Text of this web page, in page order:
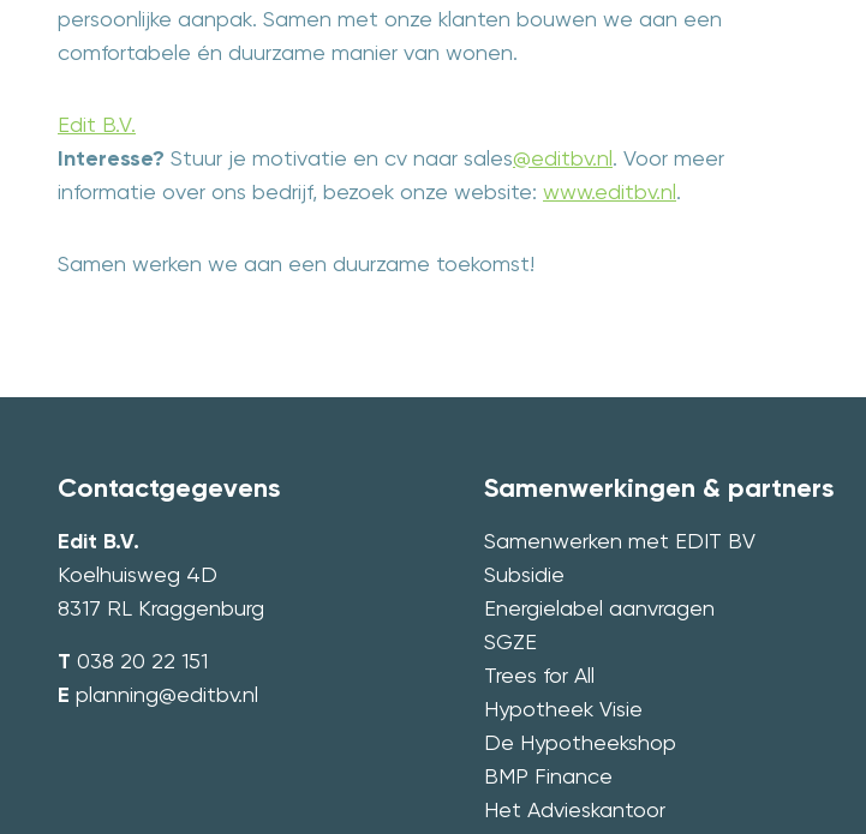
persoonlijke aanpak. Samen met onze klanten bouwen we aan een
comfortabele én duurzame manier van wonen.
Edit B.V.
Interesse? Stuur je motivatie en cv naar sales@editbv.nl . Voor meer
informatie over ons bedrijf, bezoek onze website: www.editbv.nl .
Samen werken we aan een duurzame toekomst!
Contactgegevens
Edit B.V.
Koelhuisweg 4D
8317 RL Kraggenburg
T 038 20 22 151
E planning@editbv.nl
Samenwerkingen & partners
Samenwerken met EDIT BV
Subsidie
Energielabel aanvragen
SGZE
Trees for All
Hypotheek Visie
De Hypotheekshop
BMP Finance
Het Advieskantoor